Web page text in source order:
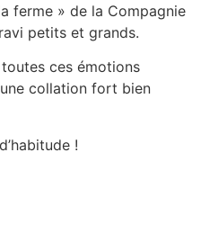
ferme » de la Compagnie
petits et grands.
ces émotions
collation fort bien
!